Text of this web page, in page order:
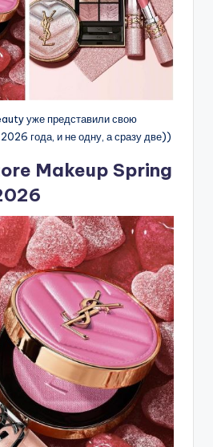
уже представили свою
года, и не одну, а сразу две))
Makeup Spring